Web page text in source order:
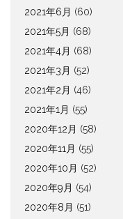
2021年6月 (60)
2021年5月 (68)
2021年4月 (68)
2021年3月 (52)
2021年2月 (46)
2021年1月 (55)
2020年12月 (58)
2020年11月 (55)
2020年10月 (52)
2020年9月 (54)
2020年8月 (51)